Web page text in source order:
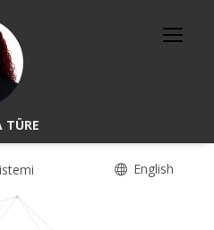
TÜRE
English